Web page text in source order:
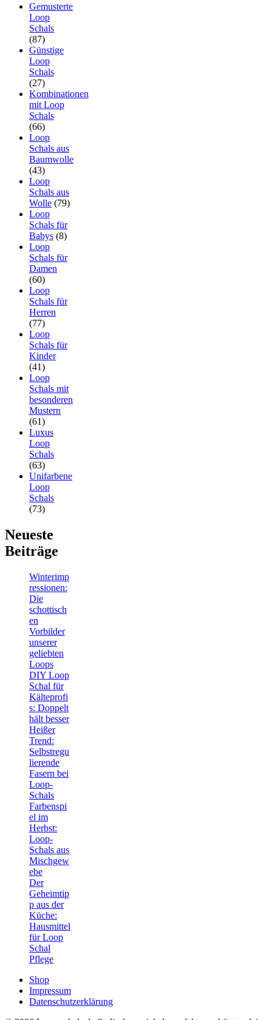
Gemusterte
Loop
Schals
(87)
Günstige
Loop
Schals
(27)
Kombinationen
mit Loop
Schals
(66)
Loop
Schals aus
Baumwolle
(43)
Loop
Schals aus
Wolle (79)
Loop
Schals für
Babys (8)
Loop
Schals für
Damen
(60)
Loop
Schals für
Herren
(77)
Loop
Schals für
Kinder
(41)
Loop
Schals mit
besonderen
Mustern
(61)
Luxus
Loop
Schals
(63)
Unifarbene
Loop
Schals
(73)
Neueste
Beiträge
Winterimp
ressionen:
Die
schottisch
en
Vorbilder
unserer
geliebten
Loops
DIY Loop
Schal für
Kälteprofi
s: Doppelt
hält besser
Heißer
Trend:
Selbstregu
lierende
Fasern bei
Loop-
Schals
Farbenspi
el im
Herbst:
Loop-
Schals aus
Mischgew
ebe
Der
Geheimtip
p aus der
Küche:
Hausmittel
für Loop
Schal
Pflege
Shop
Impressum
Datenschutzerklärung